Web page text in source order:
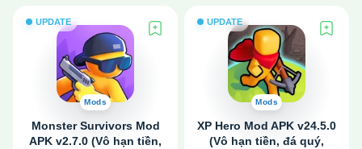
UPDATE
Mods
Monster Survivors Mod
APK v2.7.0 (Vô hạn tiền,
UPDATE
Mods
XP Hero Mod APK v24.5.0
(Vô hạn tiền, đá quý,